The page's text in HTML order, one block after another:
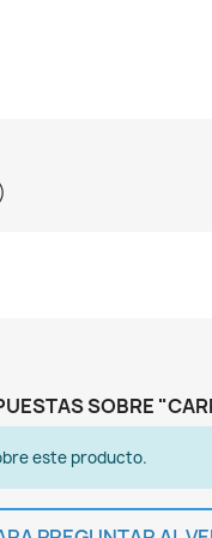
SOBRE
este producto.